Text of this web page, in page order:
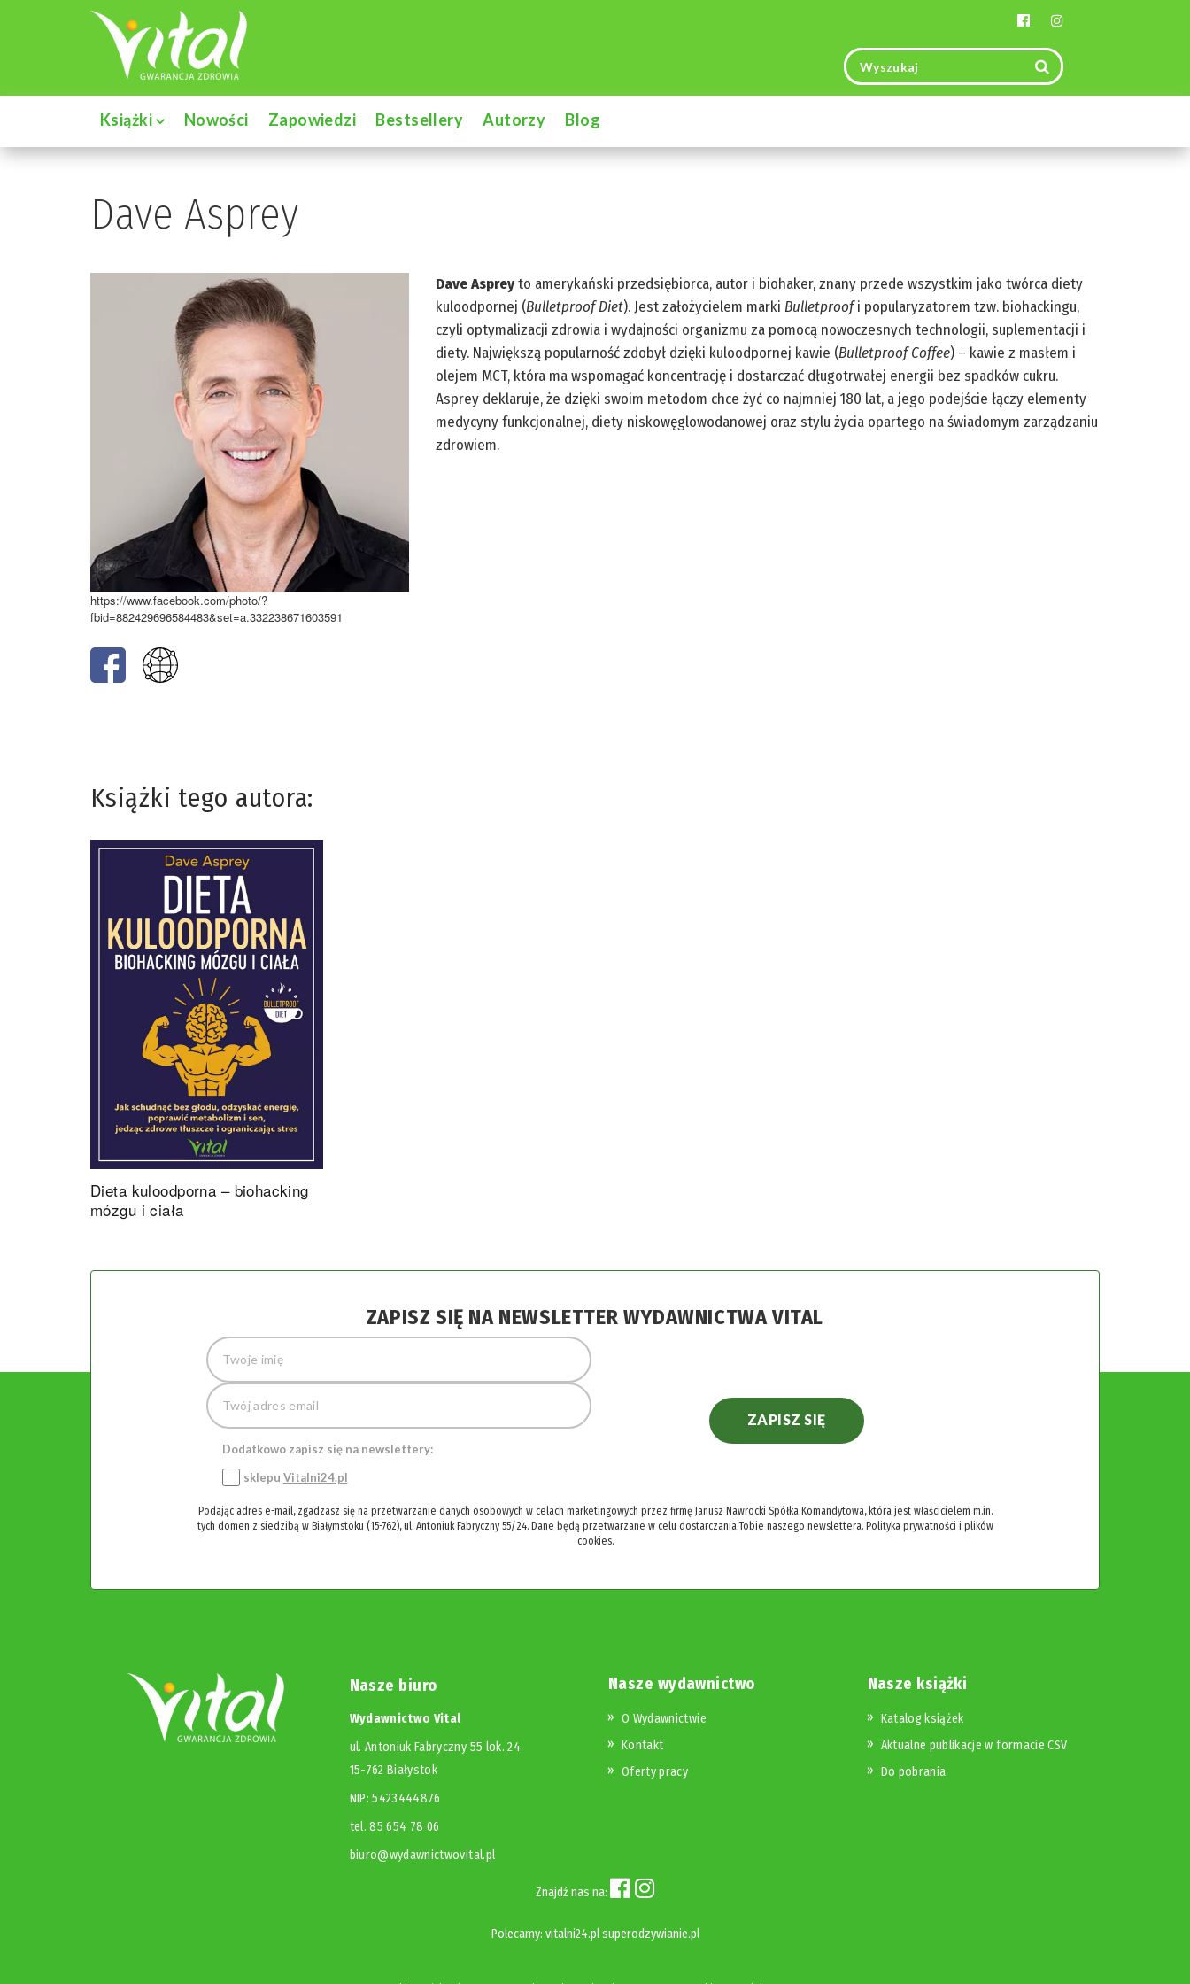
Książki Nowości Zapowiedzi Bestsellery Autorzy Blog
Dave Asprey
https://www.facebook.com/photo/?
fbid=882429696584483&set=a.332238671603591
Dave Aspreyto amerykański przedsiębiorca, autor i biohaker, znany przede wszystkim jako twórca diety
kuloodpornej (Bulletproof Diet). Jest założycielem marki Bulletproofi popularyzatorem tzw. biohackingu,
czyli optymalizacji zdrowia i wydajności organizmu za pomocą nowoczesnych technologii, suplementacji i
diety. Największą popularność zdobył dzięki kuloodpornej kawie (Bulletproof Coffee) – kawie z masłem i
olejem MCT, która ma wspomagać koncentrację i dostarczać długotrwałej energii bez spadków cukru.
Asprey deklaruje, że dzięki swoim metodom chce żyć co najmniej 180 lat, a jego podejście łączy elementy
medycyny funkcjonalnej, diety niskowęglowodanowej oraz stylu życia opartego na świadomym zarządzaniu
zdrowiem.
Książki tego autora:
Dieta kuloodporna – biohacking
mózgu i ciała
ZAPISZ SIĘ NA NEWSLETTER WYDAWNICTWA VITAL
Dodatkowo zapisz się na newslettery:
sklepu Vitalni24.pl
ZAPISZ SIĘ
Podając adres e-mail, zgadzasz się na przetwarzanie danych osobowych w celach marketingowych przez firmę Janusz Nawrocki Spółka Komandytowa, która jest właścicielem m.in.
tych domen z siedzibą w Białymstoku (15-762), ul. Antoniuk Fabryczny 55/24. Dane będą przetwarzane w celu dostarczania Tobie naszego newslettera. Polityka prywatności i plików
cookies.
Nasze biuro
Wydawnictwo Vital
ul. Antoniuk Fabryczny 55 lok. 24
15-762 Białystok
NIP: 5423444876
tel. 85 654 78 06
biuro@wydawnictwovital.pl
Nasze wydawnictwo
O Wydawnictwie
Kontakt
Oferty pracy
Nasze książki
Katalog książek
Aktualne publikacje w formacie CSV
Do pobrania
Znajdź nas na:
Polecamy: vitalni24.pl superodzywianie.pl